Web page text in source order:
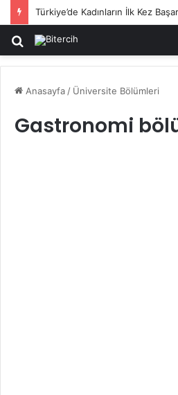
Türkiye’de Kadınların İlk Kez
Arama
Anasayfa / Üniversite Bölümleri
Gastronomi